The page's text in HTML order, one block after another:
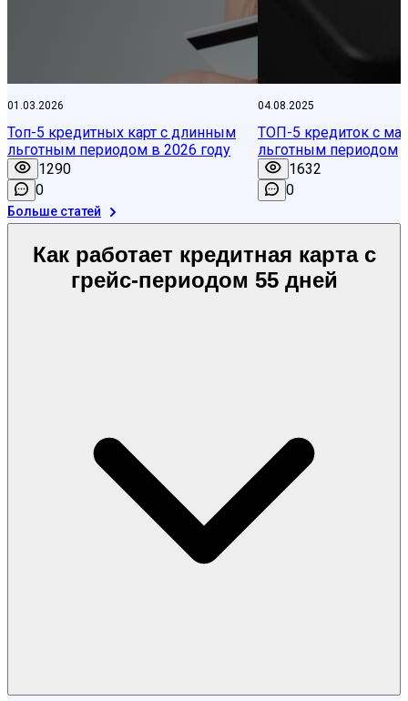
01.03.2026
Топ-5 кредитных карт с длинным
льготным периодом в 2026 году
1290
0
04.08.2025
ТОП-5 кредиток с
льготным периодом
1632
0
Больше статей
Как работает кредитная карта с
грейс-периодом 55 дней